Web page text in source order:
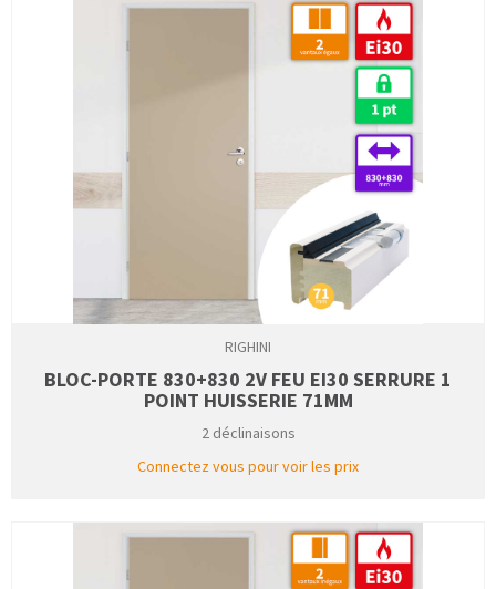
RIGHINI
BLOC-PORTE 830+830 2V FEU EI30 SERRURE 1
POINT HUISSERIE 71MM
2 déclinaisons
Connectez vous pour voir les prix